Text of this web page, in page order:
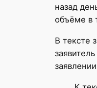
назад
объёме в
В тексте